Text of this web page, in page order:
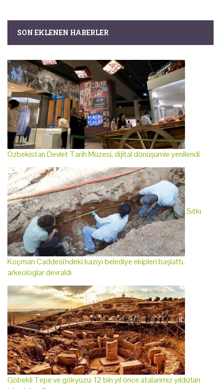
SON EKLENEN HABERLER
Özbekistan Devlet Tarih Müzesi, dijital dönüşümle yenilendi
Sıtkı
Koçman Caddesi'ndeki kazıyı belediye ekipleri başlattı,
arkeologlar devraldı
Göbekli Tepe ve gökyüzü: 12 bin yıl önce atalarımız yıldızları